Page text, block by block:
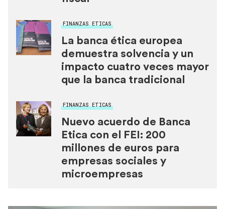
FINANZAS ETICAS
La banca ética europea
demuestra solvencia y un
impacto cuatro veces mayor
que la banca tradicional
FINANZAS ETICAS
Nuevo acuerdo de Banca
Etica con el FEI: 200
millones de euros para
empresas sociales y
microempresas